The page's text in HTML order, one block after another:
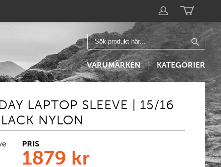
VARUMÄRKEN KATEGORIER
LAPTOP SLEEVE | 15/16
NYLON
PRIS
1879 kr